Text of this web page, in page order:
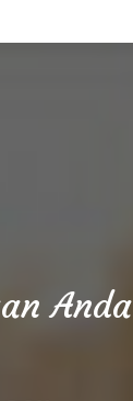
Anda